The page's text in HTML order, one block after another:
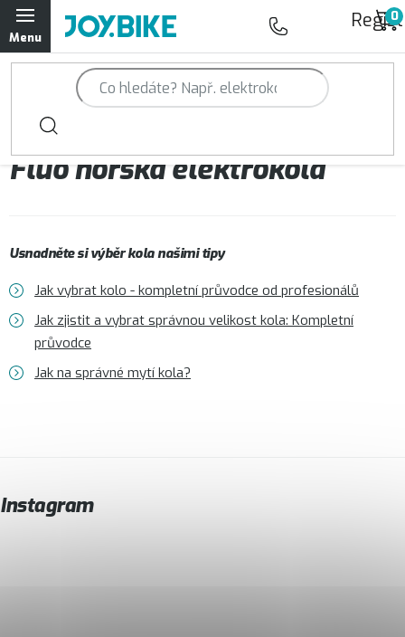
Přejít
na
obsah
Trailová kola Qayron
Horská kola Qayron
Dámská horská kola Qayron
Doplňky a oblečení Qayron
Kontakt Servisní a výdejní místa
Fluo horská elektrokola
Usnadněte si výběr kola našimi tipy
Jak vybrat kolo - kompletní průvodce od profesionálů
Jak zjistit a vybrat správnou velikost kola: Kompletní
průvodce
Jak na správné mytí kola?
Instagram